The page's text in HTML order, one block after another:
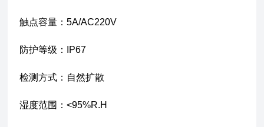
触点容量：5A/AC220V
防护等级：IP67
检测方式：自然扩散
湿度范围：<95%R.H